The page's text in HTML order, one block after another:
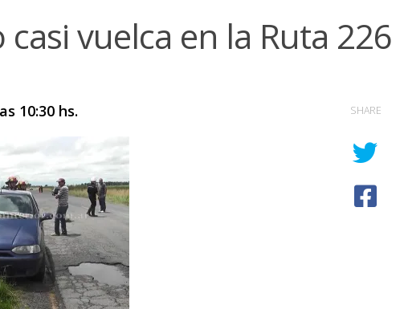
vuelca en la Ruta 226
10:30 hs. SHARE